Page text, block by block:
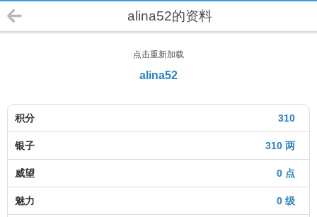
alina52的资料
点击重新加载
alina52
310
积分
310 两
银子
0 点
威望
0 级
魅力